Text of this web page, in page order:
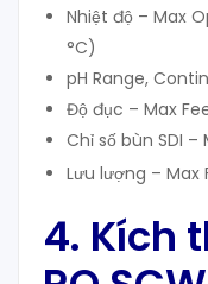
Nhiệt độ – Max
°C)
pH Range,
Độ đục – Max
Chỉ số bùn SDI –
Lưu lượng – Max
4. Kích